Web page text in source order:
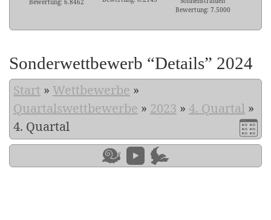
Bewertung: 6.8462
Bewertung: 7.5000
Sonderwettbewerb “Details” 2024
Start » Wettbewerbe »
Quartalswettbewerbe » 2023 » 4. Quartal »
4. Quartal